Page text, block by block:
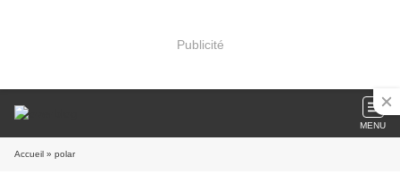
Publicité
MENU
Accueil » polar